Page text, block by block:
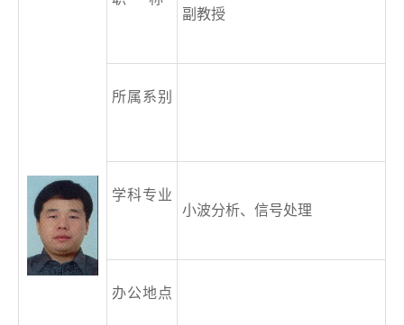
副教授
所属系别
学科专业
小波分析、信号处理
办公地点